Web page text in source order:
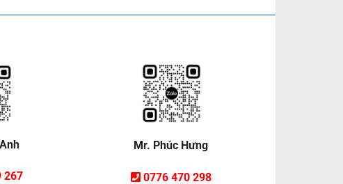
267
Mr. Phúc Hưng
0776 470 298